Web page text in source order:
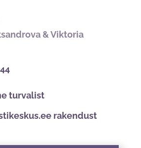
& Viktoria
turvalist
rakendust